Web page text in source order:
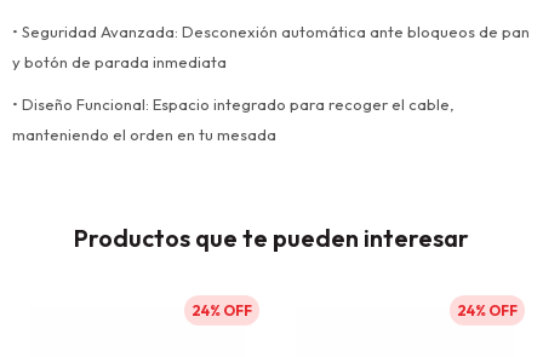
• Seguridad Avanzada: Desconexión automática ante bloqueos de pan
y botón de parada inmediata
• Diseño Funcional: Espacio integrado para recoger el cable,
manteniendo el orden en tu mesada
Productos que te pueden interesar
24 24